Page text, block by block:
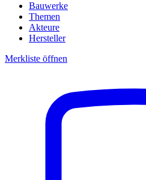
Bauwerke
Themen
Akteure
Hersteller
Merkliste öffnen